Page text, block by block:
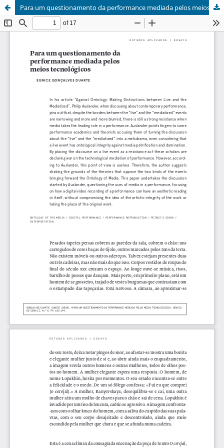
Para um questionamento da performance mediada pelos meios tecnológicos